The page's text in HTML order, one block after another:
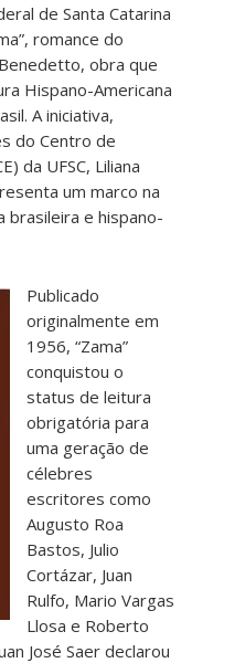
de Santa Catarina
romance do
obra que
Hispano-Americana
A iniciativa,
do Centro de
da UFSC, Liliana
um marco na
brasileira e hispano-
Publicado
originalmente em
1956, “Zama”
conquistou o
status de leitura
obrigatória para
uma geração de
célebres
escritores como
Augusto Roa
Bastos, Julio
Cortázar, Juan
Rulfo, Mario Vargas
Llosa e Roberto
José Saer declarou